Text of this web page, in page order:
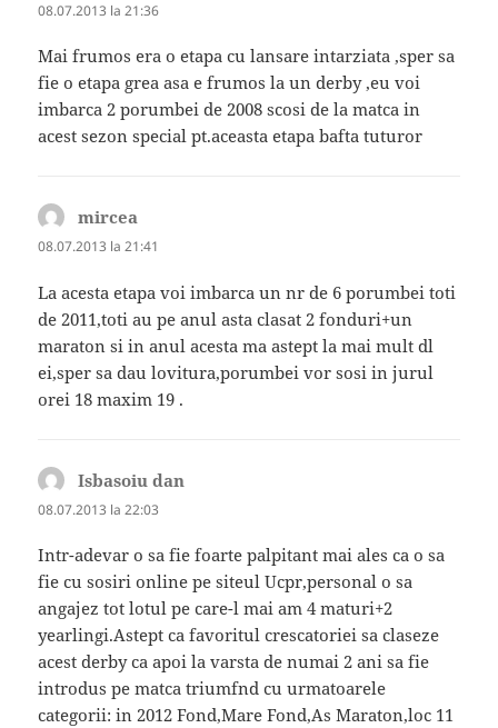
08.07.2013 la 21:36
Mai frumos era o etapa cu lansare intarziata ,sper sa
fie o etapa grea asa e frumos la un derby ,eu voi
imbarca 2 porumbei de 2008 scosi de la matca in
acest sezon special pt.aceasta etapa bafta tuturor
mircea
08.07.2013 la 21:41
La acesta etapa voi imbarca un nr de 6 porumbei toti
de 2011,toti au pe anul asta clasat 2 fonduri+un
maraton si in anul acesta ma astept la mai mult dl
ei,sper sa dau lovitura,porumbei vor sosi in jurul
orei 18 maxim 19 .
Isbasoiu dan
08.07.2013 la 22:03
Intr-adevar o sa fie foarte palpitant mai ales ca o sa
fie cu sosiri online pe siteul Ucpr,personal o sa
angajez tot lotul pe care-l mai am 4 maturi+2
yearlingi.Astept ca favoritul crescatoriei sa claseze
acest derby ca apoi la varsta de numai 2 ani sa fie
introdus pe matca triumfnd cu urmatoarele
categorii: in 2012 Fond,Mare Fond,As Maraton,loc 11